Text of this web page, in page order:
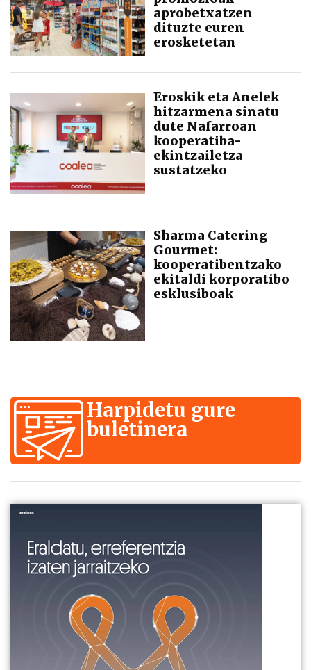
aprobetxatzen
dituzte euren
erosketetan
Eroskik eta Anelek
hitzarmena sinatu
dute Nafarroan
kooperatiba-
ekintzailetza
sustatzeko
Sharma Catering
Gourmet:
kooperatibentzako
ekitaldi korporatibo
esklusiboak
Harpidetu gure
buletinera